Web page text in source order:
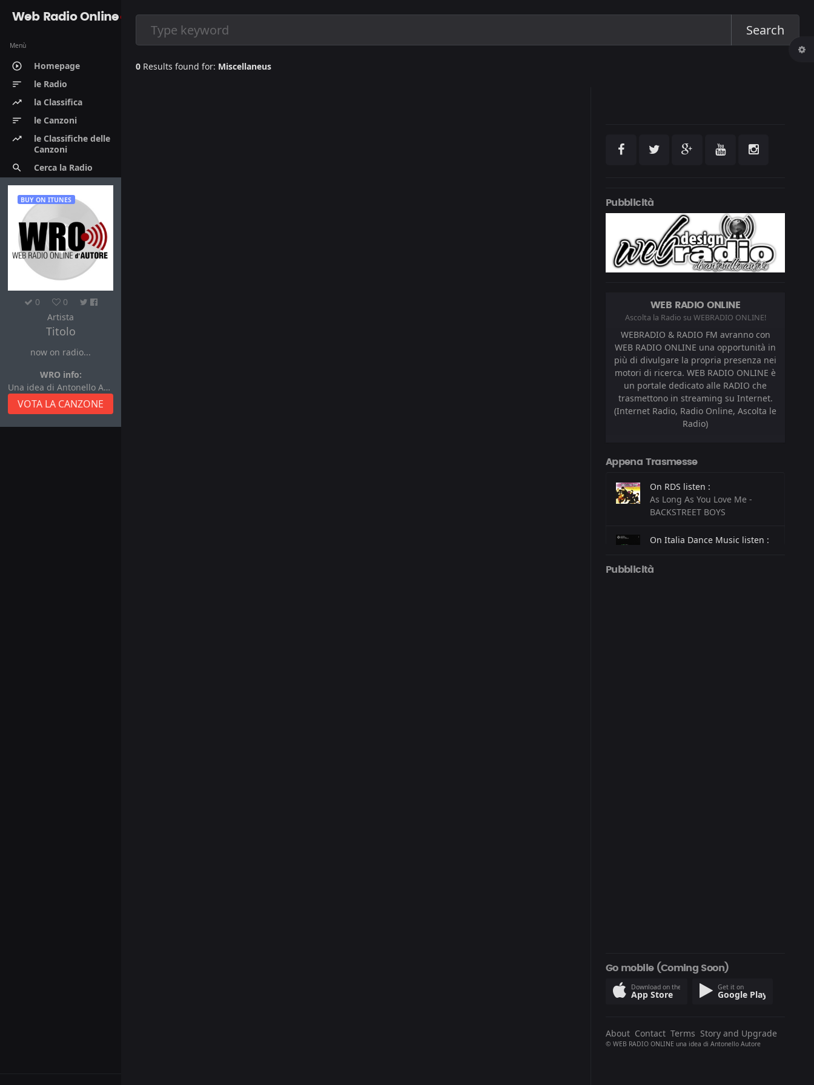
Web Radio Online
Menù
play_circle_outline Homepage
sort le Radio
trending_up la Classifica
sort le Canzoni
trending_up
le Classifiche delle
Canzoni
search Cerca la Radio
BUY ON ITUNES
0
0
Artista
Titolo
now on radio...
WRO info:
Una idea di Antonello Autore
VOTA LA CANZONE
Search
0 Results found for: Miscellaneus
Pubblicità
WEB RADIO ONLINE
Ascolta la Radio su WEBRADIO ONLINE!
WEBRADIO & RADIO FM avranno con
WEB RADIO ONLINE una opportunità in
più di divulgare la propria presenza nei
motori di ricerca. WEB RADIO ONLINE è
un portale dedicato alle RADIO che
trasmettono in streaming su Internet.
(Internet Radio, Radio Online, Ascolta le
Radio)
Appena Trasmesse
On RDS listen :
As Long As You Love Me -
BACKSTREET BOYS
On Italia Dance Music listen :
MUSIC RADIO
Pubblicità
Go mobile (Coming Soon)
Download on the
App Store
Get it on
Google Play
About Contact Terms Story and Upgrade
© WEB RADIO ONLINE una idea di Antonello Autore